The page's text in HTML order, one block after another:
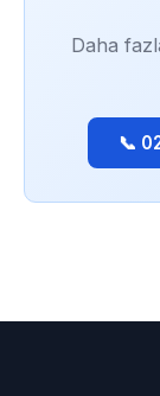
Daha
📞